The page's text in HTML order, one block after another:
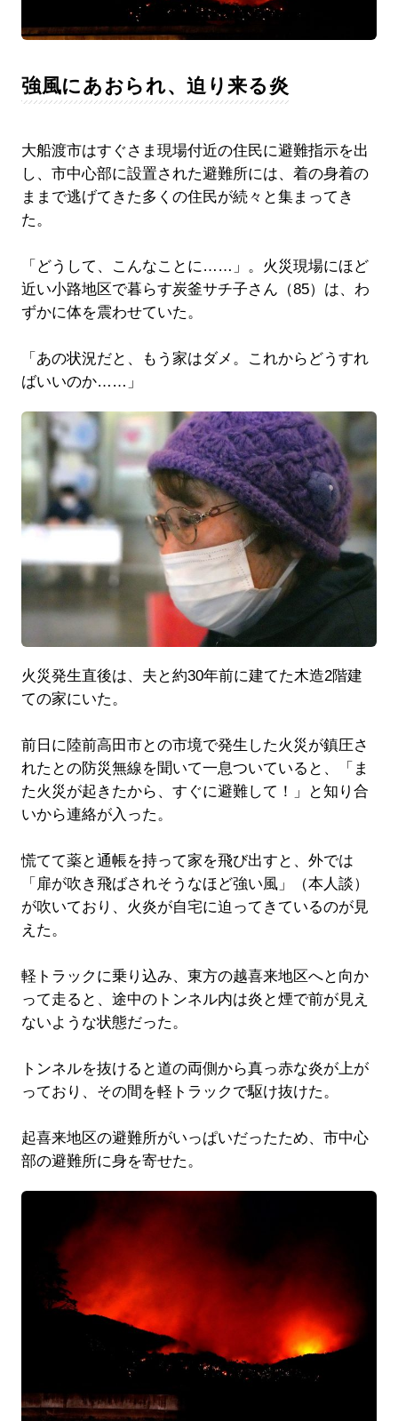
強風にあおられ、迫り来る炎
大船渡市はすぐさま現場付近の住民に避難指示を出
し、市中心部に設置された避難所には、着の身着の
ままで逃げてきた多くの住民が続々と集まってき
た。
「どうして、こんなことに……」。火災現場にほど
近い小路地区で暮らす炭釜サチ子さん（85）は、わ
ずかに体を震わせていた。
「あの状況だと、もう家はダメ。これからどうすれ
ばいいのか……」
火災発生直後は、夫と約30年前に建てた木造2階建
ての家にいた。
前日に陸前高田市との市境で発生した火災が鎮圧さ
れたとの防災無線を聞いて一息ついていると、「ま
た火災が起きたから、すぐに避難して！」と知り合
いから連絡が入った。
慌てて薬と通帳を持って家を飛び出すと、外では
「扉が吹き飛ばされそうなほど強い風」（本人談）
が吹いており、火炎が自宅に迫ってきているのが見
えた。
軽トラックに乗り込み、東方の越喜来地区へと向か
って走ると、途中のトンネル内は炎と煙で前が見え
ないような状態だった。
トンネルを抜けると道の両側から真っ赤な炎が上が
っており、その間を軽トラックで駆け抜けた。
起喜来地区の避難所がいっぱいだったため、市中心
部の避難所に身を寄せた。